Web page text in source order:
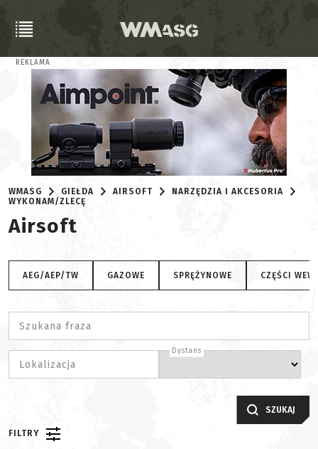
REKLAMA
WMASG GIEŁDA AIRSOFT
NARZĘDZIA I AKCESORIA
WYKONAM/ZLECĘ
Airsoft
AEG/AEP/TW GAZOWE SPRĘŻYNOWE CZĘŚCI
Szukana fraza
Lokalizacja
Dystans
SZUKAJ
FILTRY